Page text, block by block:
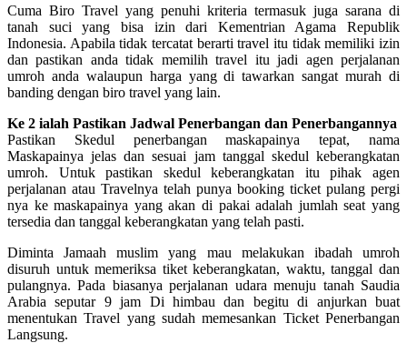
Cuma Biro Travel yang penuhi kriteria termasuk juga sarana di
tanah suci yang bisa izin dari Kementrian Agama Republik
Indonesia. Apabila tidak tercatat berarti travel itu tidak memiliki izin
dan pastikan anda tidak memilih travel itu jadi agen perjalanan
umroh anda walaupun harga yang di tawarkan sangat murah di
banding dengan biro travel yang lain.
Ke 2 ialah Pastikan Jadwal Penerbangan dan Penerbangannya
Pastikan Skedul penerbangan maskapainya tepat, nama
Maskapainya jelas dan sesuai jam tanggal skedul keberangkatan
umroh. Untuk pastikan skedul keberangkatan itu pihak agen
perjalanan atau Travelnya telah punya booking ticket pulang pergi
nya ke maskapainya yang akan di pakai adalah jumlah seat yang
tersedia dan tanggal keberangkatan yang telah pasti.
Diminta Jamaah muslim yang mau melakukan ibadah umroh
disuruh untuk memeriksa tiket keberangkatan, waktu, tanggal dan
pulangnya. Pada biasanya perjalanan udara menuju tanah Saudia
Arabia seputar 9 jam Di himbau dan begitu di anjurkan buat
menentukan Travel yang sudah memesankan Ticket Penerbangan
Langsung.